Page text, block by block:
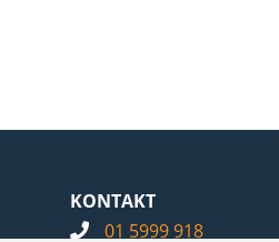
KONTAKT
01 5999 918